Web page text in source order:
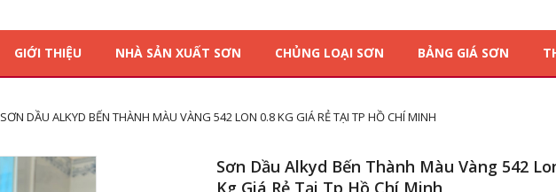
GIỚI THIỆU NHÀ SẢN XUẤT SƠN CHỦNG LOẠI SƠN BẢNG GIÁ SƠN
SƠN DẦU ALKYD BẾN THÀNH MÀU VÀNG 542 LON 0.8 KG GIÁ RẺ TẠI TP HỒ CHÍ MINH
Sơn Dầu Alkyd Bến Thành Màu Vàng 542
Kg Giá Rẻ Tại Tp Hồ Chí Minh